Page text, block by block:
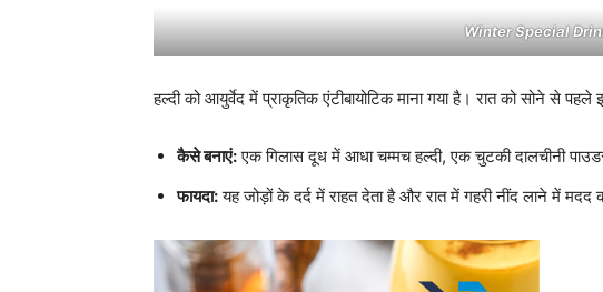
Winter Special
हल्दी को आयुर्वेद में प्राकृतिक एंटीबायोटिक माना गया है। रात को सोने से
कैसे बनाएं:एक गिलास दूध में आधा चम्मच हल्दी, एक चुटकी दालचीनी
फायदा:यह जोड़ों के दर्द में राहत देता है और रात में गहरी नींद लाने में मदद